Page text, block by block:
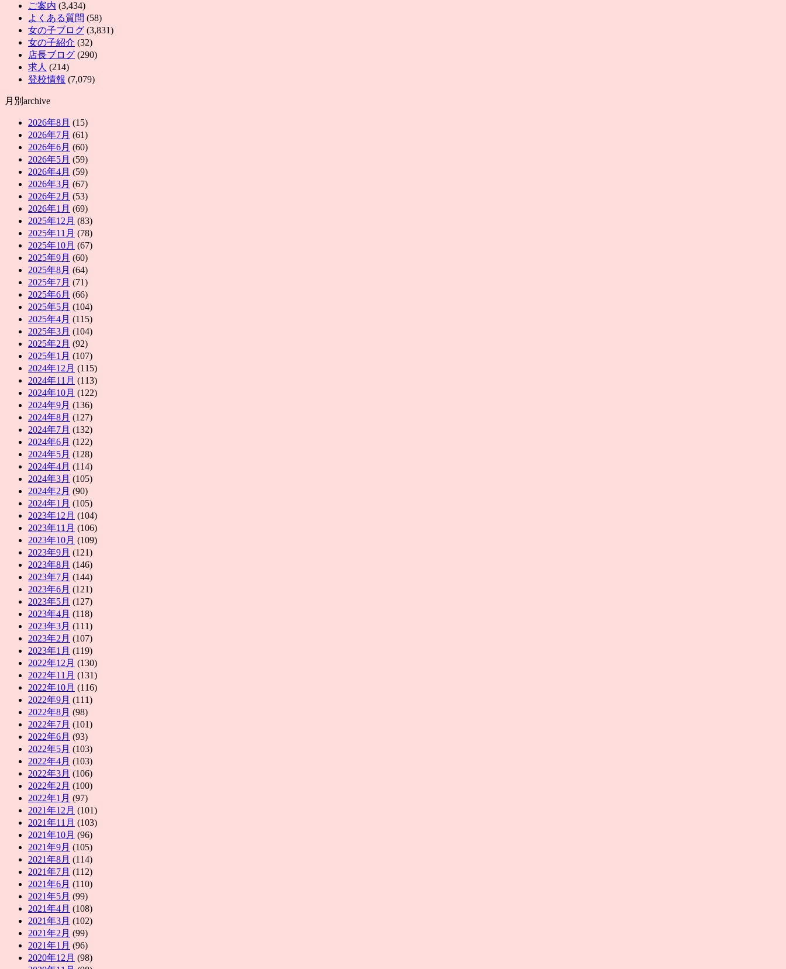
ご案内 (3,434)
よくある質問 (58)
女の子ブログ (3,831)
女の子紹介 (32)
店長ブログ (290)
求人 (214)
登校情報 (7,079)
月別archive
2026年8月 (15)
2026年7月 (61)
2026年6月 (60)
2026年5月 (59)
2026年4月 (59)
2026年3月 (67)
2026年2月 (53)
2026年1月 (69)
2025年12月 (83)
2025年11月 (78)
2025年10月 (67)
2025年9月 (60)
2025年8月 (64)
2025年7月 (71)
2025年6月 (66)
2025年5月 (104)
2025年4月 (115)
2025年3月 (104)
2025年2月 (92)
2025年1月 (107)
2024年12月 (115)
2024年11月 (113)
2024年10月 (122)
2024年9月 (136)
2024年8月 (127)
2024年7月 (132)
2024年6月 (122)
2024年5月 (128)
2024年4月 (114)
2024年3月 (105)
2024年2月 (90)
2024年1月 (105)
2023年12月 (104)
2023年11月 (106)
2023年10月 (109)
2023年9月 (121)
2023年8月 (146)
2023年7月 (144)
2023年6月 (121)
2023年5月 (127)
2023年4月 (118)
2023年3月 (111)
2023年2月 (107)
2023年1月 (119)
2022年12月 (130)
2022年11月 (131)
2022年10月 (116)
2022年9月 (111)
2022年8月 (98)
2022年7月 (101)
2022年6月 (93)
2022年5月 (103)
2022年4月 (103)
2022年3月 (106)
2022年2月 (100)
2022年1月 (97)
2021年12月 (101)
2021年11月 (103)
2021年10月 (96)
2021年9月 (105)
2021年8月 (114)
2021年7月 (112)
2021年6月 (110)
2021年5月 (99)
2021年4月 (108)
2021年3月 (102)
2021年2月 (99)
2021年1月 (96)
2020年12月 (98)